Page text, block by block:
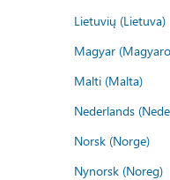
Lietuvių (Lietuva)
Magyar
Malti (Malta)
Nederlands
Norsk (Norge)
Nynorsk (Noreg)